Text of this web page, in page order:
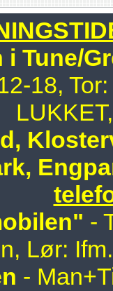
Tune/
18,
-
Lør:
-